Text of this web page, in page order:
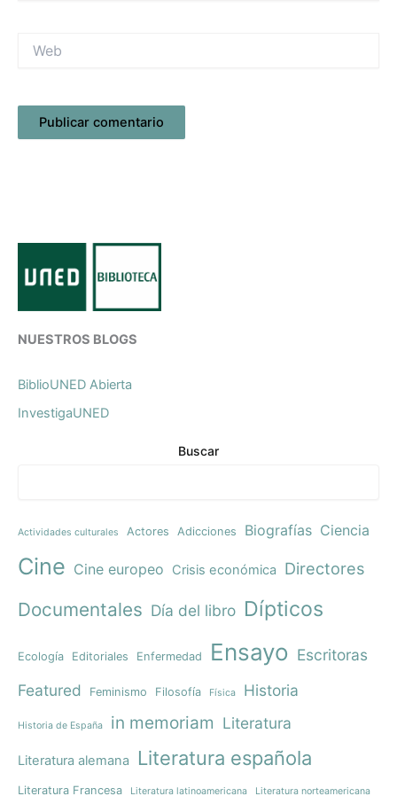
NUESTROS BLOGS
BiblioUNED Abierta
InvestigaUNED
Buscar
Actividades culturales Actores Adicciones Biografías Ciencia
Cine Cine europeo Crisis económica Directores
Documentales Día del libro Dípticos
Ecología Editoriales Enfermedad Ensayo Escritoras
Featured
Feminismo Filosofía Física Historia
Historia de España in memoriam Literatura
Literatura alemana Literatura española
Literatura Francesa Literatura latinoamericana Literatura norteamericana